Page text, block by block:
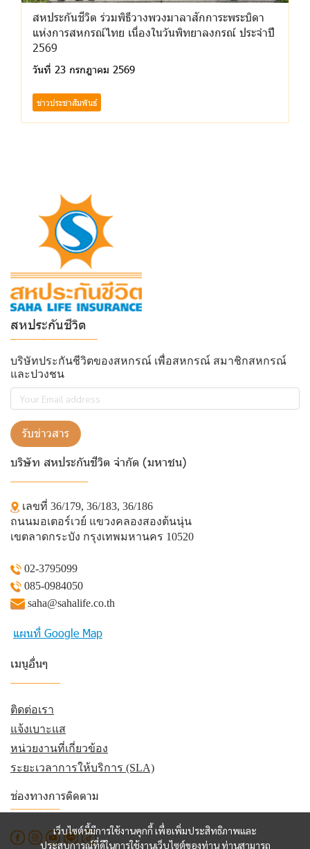
สหประกันชีวิต ร่วมพิธีวางพวงมาลาสักการะพระบิดา
แห่งการสหกรณ์ไทย เนื่องในวันพิทยาลงกรณ์ ประจำปี
2569
วันที่ 23 กรกฎาคม 2569
ข่าวประชาสัมพันธ์
เว็บไซต์นี้มีการใช้งานคุกกี้ เพื่อเพิ่มประสิทธิภาพและ
ประสบการณ์ที่ดีในการใช้งานเว็บไซต์ของท่าน ท่านสามารถ
สหประกันชีวิต
บริษัทประกันชีวิตของสหกรณ์ เพื่อสหกรณ์ สมาชิกสหกรณ์
และปวงชน
รับข่าวสาร
บริษัท สหประกันชีวิต จำกัด (มหาชน)
เลขที่ 36/179, 36/183, 36/186
ถนนมอเตอร์เวย์ แขวงคลองสองต้นนุ่น
เขตลาดกระบัง กรุงเทพมหานคร 10520
02-3795099
085-0984050
saha@sahalife.co.th
แผนที่ Google Map
เมนูอื่นๆ
ติดต่อเรา
แจ้งเบาะแส
หน่วยงานที่เกี่ยวข้อง
ระยะเวลาการให้บริการ (SLA)
ช่องทางการติดตาม